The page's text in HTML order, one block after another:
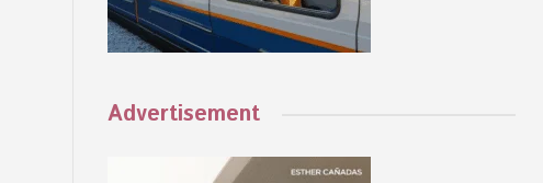
Advertisement